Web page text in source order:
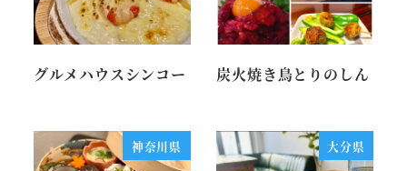
グルメハウスシンコー 炭火焼き鳥とりのしん
神奈川県 大分県